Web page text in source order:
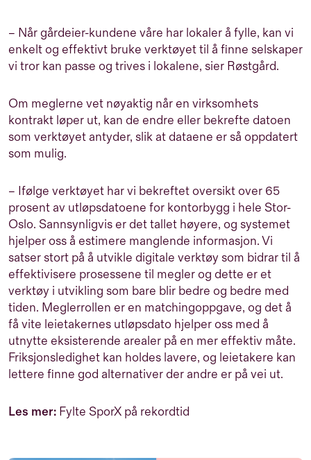
– Når gårdeier-kundene våre har lokaler å fylle, kan vi
enkelt og effektivt bruke verktøyet til å finne selskaper
vi tror kan passe og trives i lokalene, sier Røstgård.
Om meglerne vet nøyaktig når en virksomhets
kontrakt løper ut, kan de endre eller bekrefte datoen
som verktøyet antyder, slik at dataene er så oppdatert
som mulig.
– Ifølge verktøyet har vi bekreftet oversikt over 65
prosent av utløpsdatoene for kontorbygg i hele Stor-
Oslo. Sannsynligvis er det tallet høyere, og systemet
hjelper oss å estimere manglende informasjon. Vi
satser stort på å utvikle digitale verktøy som bidrar til å
effektivisere prosessene til megler og dette er et
verktøy i utvikling som bare blir bedre og bedre med
tiden. Meglerrollen er en matchingoppgave, og det å
få vite leietakernes utløpsdato hjelper oss med å
utnytte eksisterende arealer på en mer effektiv måte.
Friksjonsledighet kan holdes lavere, og leietakere kan
lettere finne god alternativer der andre er på vei ut.
Les mer: Fylte SporX på rekordtid